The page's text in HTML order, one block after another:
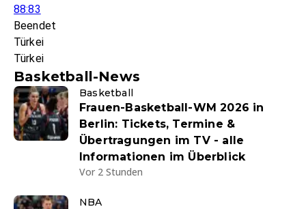
88:83
Beendet
Türkei
Türkei
Basketball-News
Basketball
Frauen-Basketball-WM 2026 in
Berlin: Tickets, Termine &
Übertragungen im TV - alle
Informationen im Überblick
Vor 2 Stunden
NBA